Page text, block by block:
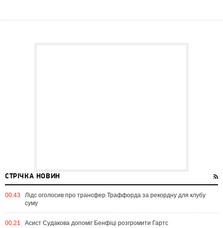
СТРІЧКА НОВИН
00:43
Лідс оголосив про трансфер Траффорда за рекордну для клубу
суму
00:21 Асист Судакова допоміг Бенфіці розгромити Гартс